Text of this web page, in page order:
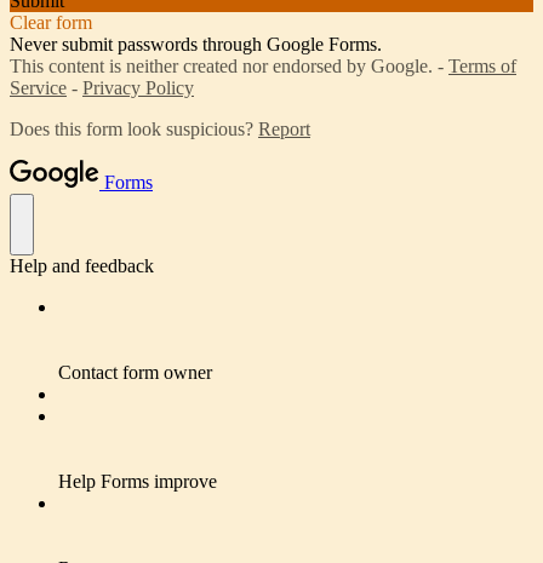
Clear form
Never submit passwords through Google Forms.
This content is neither created nor endorsed by Google. - Terms of
Service - Privacy Policy
Does this form look suspicious? Report
Forms
Help and feedback
Contact form owner
Help Forms improve